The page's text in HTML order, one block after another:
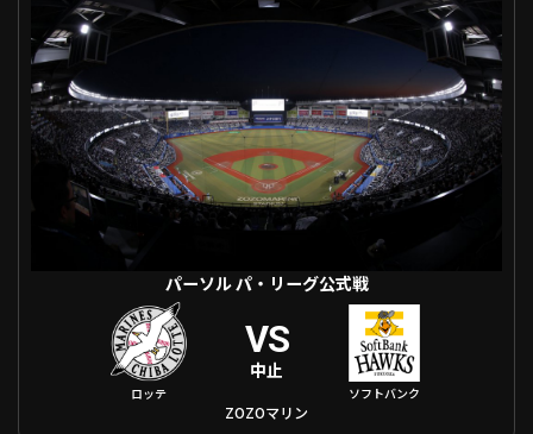
パーソル パ・リーグ公式戦
ロッテ
VS
中止
ソフトバンク
ZOZOマリン